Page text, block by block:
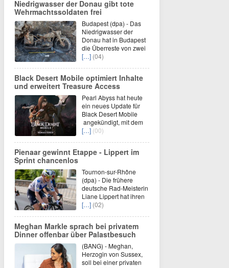
Niedrigwasser der Donau gibt tote
Wehrmachtssoldaten frei
Budapest (dpa) - Das
Niedrigwasser der
Donau hat in Budapest
die Überreste von zwei
[…] (04)
Black Desert Mobile optimiert Inhalte
und erweitert Treasure Access
Pearl Abyss hat heute
ein neues Update für
Black Desert Mobile
angekündigt, mit dem
[…] (00)
Pienaar gewinnt Etappe - Lippert im
Sprint chancenlos
Tournon-sur-Rhône
(dpa) - Die frühere
deutsche Rad-Meisterin
Liane Lippert hat ihren
[…] (02)
Meghan Markle sprach bei privatem
Dinner offenbar über Palastbesuch
(BANG) - Meghan,
Herzogin von Sussex,
soll bei einer privaten